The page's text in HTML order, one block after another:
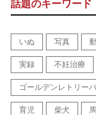
話題のキーワード
いぬ 写真
実録 不妊治療
ゴールデンレトリー
育児 柴犬